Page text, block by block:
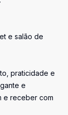
e salão de
praticidade e
e
e receber com